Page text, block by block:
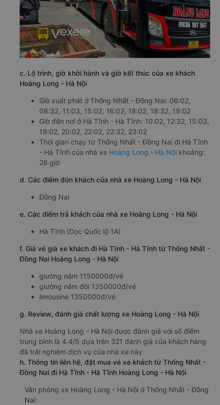
c. Lộ trình, giờ khởi hành và giờ kết thúc của xe khách
Hoàng Long - Hà Nội
Giờ xuất phát ở Thống Nhất - Đồng Nai: 06:02,
08:32, 11:03, 15:02, 16:02, 18:02, 18:32, 19:02
Giờ đến nơi ở Hà Tĩnh - Hà Tĩnh: 10:02, 12:32, 15:03,
19:02, 20:02, 22:02, 22:32, 23:02
Thời gian chạy từ Thống Nhất - Đồng Nai đi Hà Tĩnh
- Hà Tĩnh của nhà xe Hoàng Long - Hà Nội khoảng:
28 giờ
d. Các điểm đón khách của nhà xe Hoàng Long - Hà Nội
Đồng Nai
e. Các điểm trả khách của nhà xe Hoàng Long - Hà Nội
Hà Tĩnh (Dọc Quốc lộ 1A)
f. Giá vé giá xe khách đi Hà Tĩnh - Hà Tĩnh từ Thống Nhất -
Đồng Nai Hoàng Long - Hà Nội
giường nằm 1150000đ/vé
giường nằm đôi 1350000đ/vé
limousine 1350000đ/vé
g. Review, đánh giá chất lượng xe Hoàng Long - Hà Nội
Nhà xe Hoàng Long - Hà Nội được đánh giá với số điểm
trung bình là 4.4/5 dựa trên 321 đánh giá của khách hàng
đã trải nghiệm dịch vụ của nhà xe này.
h. Thông tin liên hệ, đặt mua vé xe khách từ Thống Nhất -
Đồng Nai đi Hà Tĩnh - Hà Tĩnh Hoàng Long - Hà Nội
Văn phòng xe Hoàng Long - Hà Nội ở Thống Nhất - Đồng
Nai: